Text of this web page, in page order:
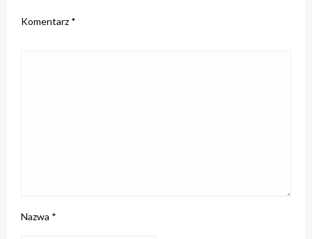
Komentarz *
Nazwa *